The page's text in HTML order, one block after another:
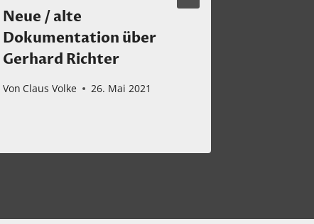
Neue / alte
Dokumentation über
Gerhard Richter
Von Claus Volke 26. Mai 2021